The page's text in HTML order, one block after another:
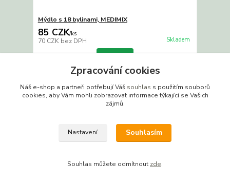
Mýdlo s 18 bylinami, MEDIMIX
85 CZK/ks
70 CZK bez DPH Skladem
Detail
Novinka
Zpracování cookies
Náš e-shop a partneři potřebují Váš souhlas s použitím souborů
cookies, aby Vám mohli zobrazovat informace týkající se Vašich
zájmů.
Nastavení Souhlasím
Souhlas můžete odmítnout zde.